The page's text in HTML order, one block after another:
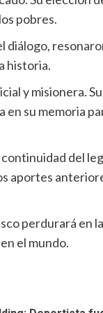
pobres.
historia.
y misionera.
en su memoria
del
aportes
perdurará en
el mundo.